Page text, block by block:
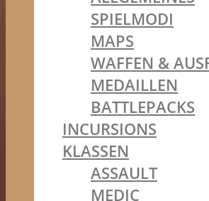
SPIELMODI
MAPS
WAFFEN &
MEDAILLEN
BATTLEPACKS
INCURSIONS
KLASSEN
ASSAULT
MEDIC